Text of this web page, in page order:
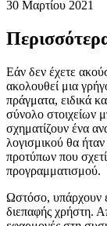
30 Μαρτίου 2021
Εάν δεν έχετε
ακολουθεί μια
πράγματα, ειδικά
σύνολο στοιχείων
σχηματίζουν ένα
προτύπων που
προγραμματισμού.